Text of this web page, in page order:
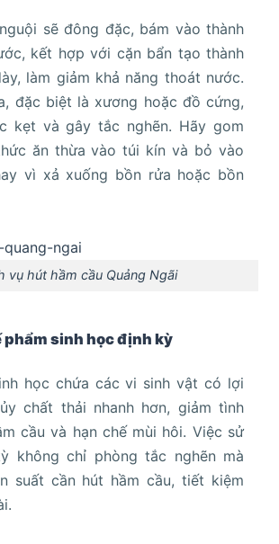
sẽ đông đặc, bám vào thành
kết hợp với cặn bẩn tạo thành
làm giảm khả năng thoát nước.
đặc biệt là xương hoặc đồ cứng,
kẹt và gây tắc nghẽn. Hãy gom
ăn thừa vào túi kín và bỏ vào
vì xả xuống bồn rửa hoặc bồn
vụ hút hầm cầu Quảng Ngãi
phẩm sinh học định kỳ
học chứa các vi sinh vật có lợi
chất thải nhanh hơn, giảm tình
cầu và hạn chế mùi hôi. Việc sử
không chỉ phòng tắc nghẽn mà
suất cần hút hầm cầu, tiết kiệm